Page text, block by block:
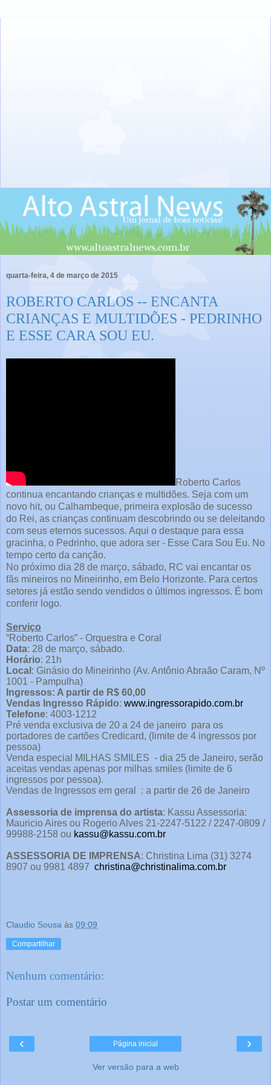
quarta-feira, 4 de março de 2015
ROBERTO CARLOS -- ENCANTA
CRIANÇAS E MULTIDÕES - PEDRINHO
E ESSE CARA SOU EU.
Roberto Carlos
continua encantando crianças e multidões. Seja com um
novo hit, ou Calhambeque, primeira explosão de sucesso
do Rei, as crianças continuam descobrindo ou se deleitando
com seus eternos sucessos. Aqui o destaque para essa
gracinha, o Pedrinho, que adora ser - Esse Cara Sou Eu. No
tempo certo da canção.
No próximo dia 28 de março, sábado, RC vai encantar os
fãs mineiros no Mineirinho, em Belo Horizonte. Para certos
setores já estão sendo vendidos o últimos ingressos. É bom
conferir logo.
Serviço
“Roberto Carlos” - Orquestra e Coral
Data: 28 de março, sábado.
Horário: 21h
Local : Ginásio do Mineirinho (Av. Antônio Abraão Caram, Nº
1001 - Pampulha)
Ingressos: A partir de R$ 60,00
Vendas Ingresso Rápido: www.ingressorapido.com.br
Telefone: 4003-1212
Pré venda exclusiva de 20 a 24 de janeiro para os
portadores de cartões Credicard, (limite de 4 ingressos por
pessoa)
Venda especial MILHAS SMILES - dia 25 de Janeiro, serão
aceitas vendas apenas por milhas smiles (limite de 6
ingressos por pessoa).
Vendas de Ingressos em geral : a partir de 26 de Janeiro
Assessoria de imprensa do artista: Kassu Assessoria:
Mauricio Aires ou Rogerio Alves 21-2247-5122 / 2247-0809 /
99988-2158 ou kassu@kassu.com.br
ASSESSORIA DE IMPRENSA: Christina Lima (31) 3274
8907 ou 9981 4897 christina@christinalima.com.br
Claudio Sousa às 09:09
Compartilhar
Nenhum comentário:
Postar um comentário
‹ ›
Página inicial
Ver versão para a web